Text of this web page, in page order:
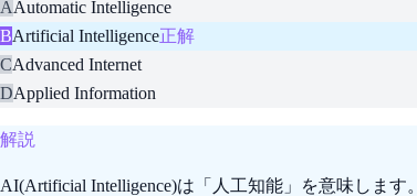
AAutomatic Intelligence
BArtificial Intelligence正解
CAdvanced Internet
DApplied Information
解説
AI(Artificial Intelligence)は「人工知能」を意味します。